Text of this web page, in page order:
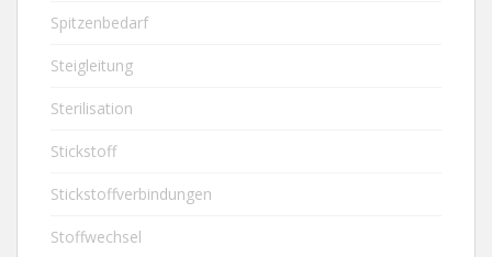
Spitzenbedarf
Steigleitung
Sterilisation
Stickstoff
Stickstoffverbindungen
Stoffwechsel